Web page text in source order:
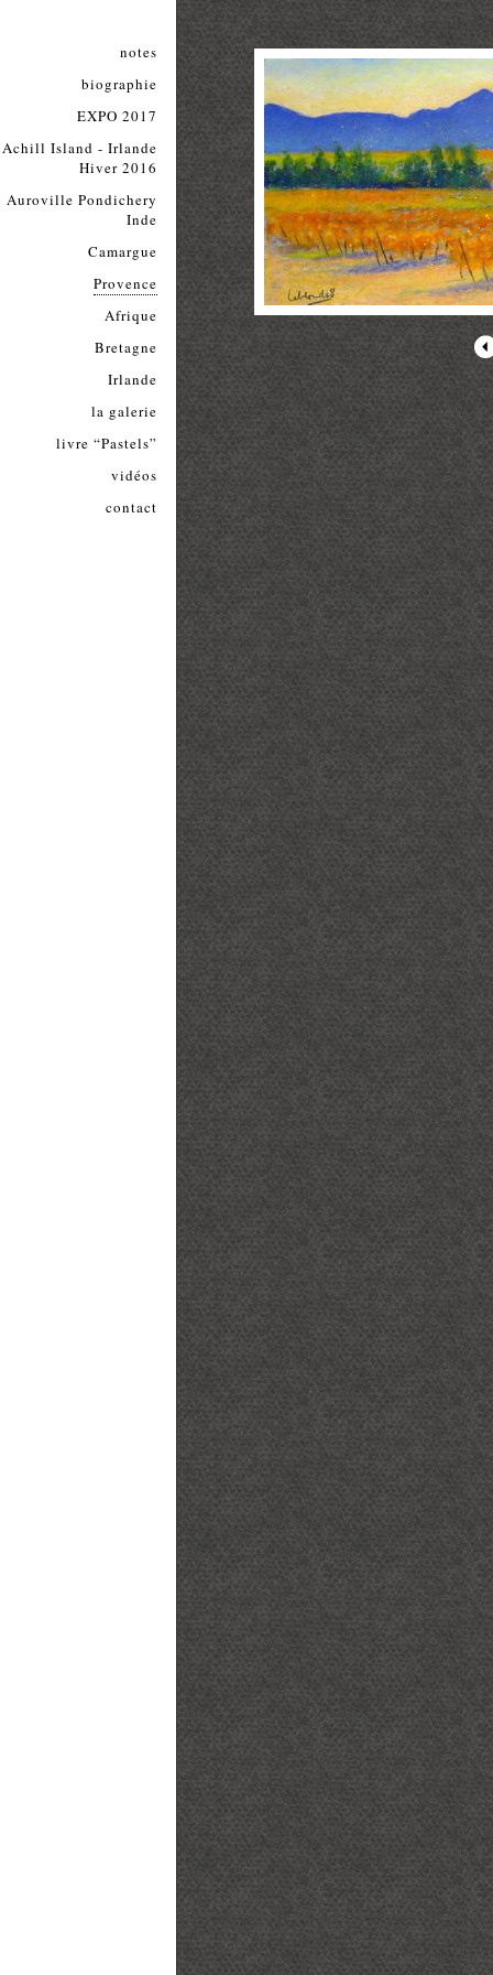
notes
biographie
EXPO 2017
Achill Island - Irlande
Hiver 2016
Auroville Pondichery
Inde
Camargue
Provence
Afrique
Bretagne
Irlande
la galerie
livre “Pastels”
vidéos
contact